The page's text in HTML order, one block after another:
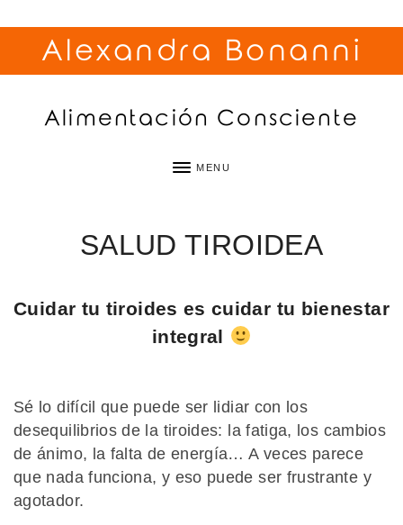
Alexandra Bonanni
Alimentación Consciente
MENU
SALUD TIROIDEA
Cuidar tu tiroides es cuidar tu bienestar
integral
Sé lo difícil que puede ser lidiar con los
desequilibrios de la tiroides: la fatiga, los cambios
de ánimo, la falta de energía… A veces parece
que nada funciona, y eso puede ser frustrante y
agotador.